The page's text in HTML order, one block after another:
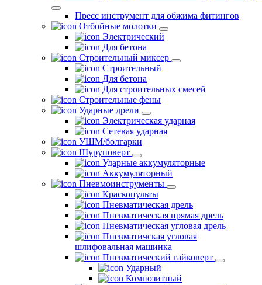
Пресс инструмент для обжима фитингов
Отбойные молотки
Электрический
Для бетона
Строительный миксер
Строительный
Для бетона
Для строительных смесей
Строительные фены
Ударные дрели
Электрическая ударная
Сетевая ударная
УШМ/болгарки
Шуруповерт
Ударные аккумуляторные
Аккумуляторный
Пневмоинструменты
Краскопульты
Пневматическая дрель
Пневматическая прямая дрель
Пневматическая угловая дрель
Пневматичская угловая
шлифовальная машинка
Пневматический гайковерт
Ударный
Композитный